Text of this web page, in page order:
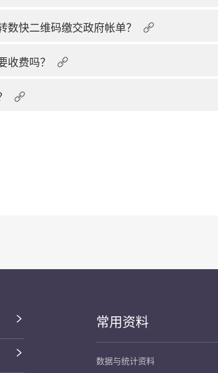
快二维码缴交政府帐单？
收费吗？
常用资料
数据与统计资料